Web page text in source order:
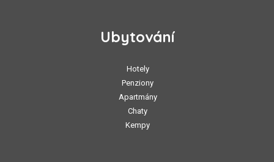
Ubytování
Hotely
Penziony
Apartmány
Chaty
Kempy